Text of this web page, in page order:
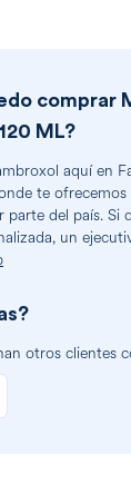
comprar
ML?
aquí en
te
del país. Si
un
otros clientes